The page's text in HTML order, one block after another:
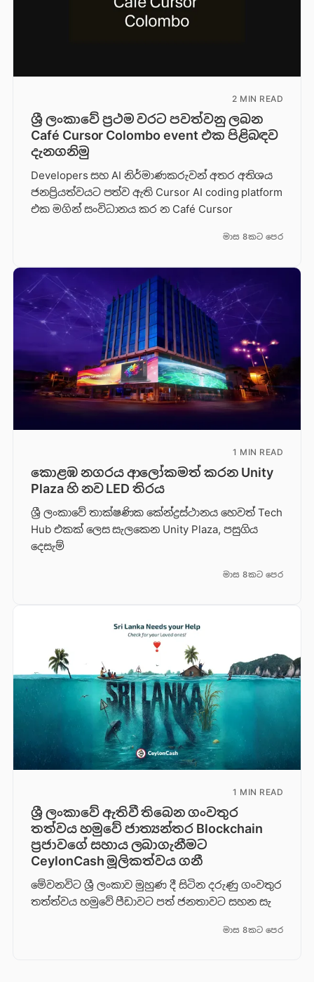
2 MIN READ
ශ්‍රී ලංකාවේ ප්‍රථම වරට පවත්වනු ලබන
Café Cursor Colombo event එක පිළිබඳව
දැනගනිමු
Developers සහ AI නිර්මාණකරුවන් අතර අතිශය
ජනප්‍රියත්වයට පත්ව ඇති Cursor AI coding platform
එක මගින් සංවිධානය කර න Café Cursor
මාස 8කට පෙර
1 MIN READ
කොළඹ නගරය ආලෝකමත් කරන Unity
Plaza හි නව LED තිරය
ශ්‍රී ලංකාවේ තාක්ෂණික කේන්ද්‍රස්ථානය හෙවත් Tech
Hub එකක් ලෙස සැලකෙන Unity Plaza, පසුගිය
දෙසැම්
මාස 8කට පෙර
1 MIN READ
ශ්‍රී ලංකාවේ ඇතිවී තිබෙන ගංවතුර
තත්වය හමුවේ ජාත්‍යන්තර Blockchain
ප්‍රජාවගේ සහාය ලබාගැනීමට
CeylonCash මූලිකත්වය ග​නී
මේවනවිට ශ්‍රී ලංකාව මුහුණ දී සිටින දරුණු ගංවතුර
තත්ත්වය හමුවේ පීඩාවට පත් ජනතාවට සහන සැ
මාස 8කට පෙර